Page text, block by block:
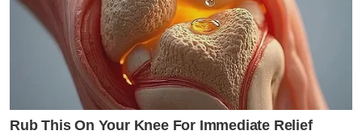
Rub This On Your Knee For Immediate Relief